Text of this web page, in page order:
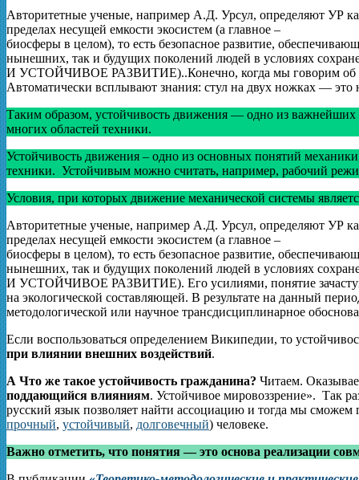
Авторитетные ученые, например А.Д. Урсул, определяют УР
пределах несущей емкости экосистем (а главное –
биосферы в целом), то есть безопасное развитие,
нынешних, так и будущих поколений людей в условиях
И УСТОЙЧИВОЕ РАЗВИТИЕ)..Конечно, когда мы говорим об
Автоматически всплывают знания: стул на двух ножках —
Таким образом, устойчивость движения — одно из важнейших
многих областей техники.
Устойчивость движения – одно из основных понятий
техники. Устойчивым можно считать, например, рабочий
Условия, при которых движение механической системы
Авторитетные ученые, например А.Д. Урсул, определяют УР
пределах несущей емкости экосистем (а главное –
биосферы в целом), то есть безопасное развитие,
нынешних, так и будущих поколений людей в условиях
И УСТОЙЧИВОЕ РАЗВИТИЕ). Его усилиями, понятие зачастую
на экологической составляющей. В результате на данный
методологической или научное трансдисциплинарное
Если воспользоваться определением Википедии, то
при влиянии внешних воздействий.
А Что же такое устойчивость гражданина? Читаем.
поддающийся влияниям. Устойчивое мировоззрение». Так
русский язык позволяет найти ассоциацию и тогда мы
прочный, устойчивый, долговечный) человеке.
Важно отметить, что понятия — это основа реализации